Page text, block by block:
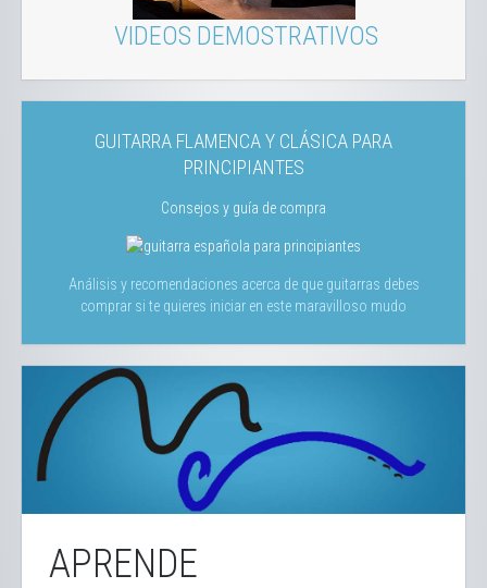
VIDEOS DEMOSTRATIVOS
GUITARRA FLAMENCA Y CLÁSICA PARA
PRINCIPIANTES
Consejos y guía de compra
Análisis y recomendaciones acerca de que guitarras debes
comprar si te quieres iniciar en este maravilloso mudo
APRENDE